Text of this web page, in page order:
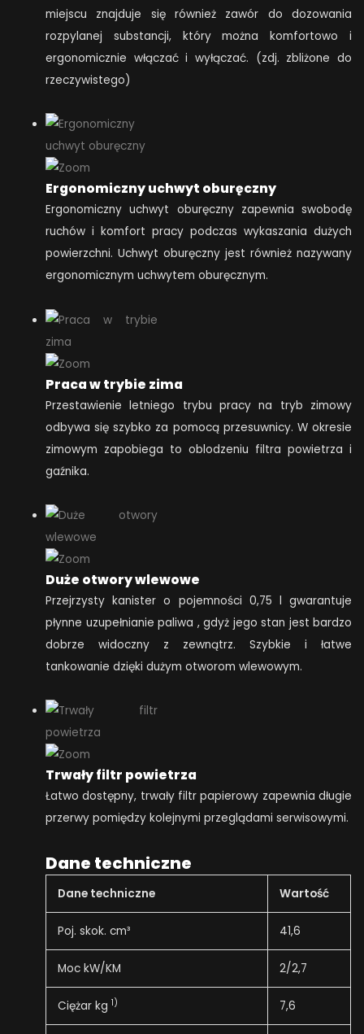
miejscu znajduje się również zawór do dozowania
rozpylanej substancji, który można komfortowo i
ergonomicznie włączać i wyłączać. (zdj. zbliżone do
rzeczywistego)
Ergonomiczny uchwyt oburęczny
Ergonomiczny uchwyt oburęczny zapewnia swobodę
ruchów i komfort pracy podczas wykaszania dużych
powierzchni. Uchwyt oburęczny jest również nazywany
ergonomicznym uchwytem oburęcznym.
Praca w trybie zima
Przestawienie letniego trybu pracy na tryb zimowy
odbywa się szybko za pomocą przesuwnicy. W okresie
zimowym zapobiega to oblodzeniu filtra powietrza i
gaźnika.
Duże otwory wlewowe
Przejrzysty kanister o pojemności 0,75 l gwarantuje
płynne uzupełnianie paliwa , gdyż jego stan jest bardzo
dobrze widoczny z zewnątrz. Szybkie i łatwe
tankowanie dzięki dużym otworom wlewowym.
Trwały filtr powietrza
Łatwo dostępny, trwały filtr papierowy zapewnia długie
przerwy pomiędzy kolejnymi przeglądami serwisowymi.
Dane techniczne
Dane techniczne Wartość
Poj. skok. cm³ 41,6
Moc kW/KM 2/2,7
Ciężar kg 1) 7,6